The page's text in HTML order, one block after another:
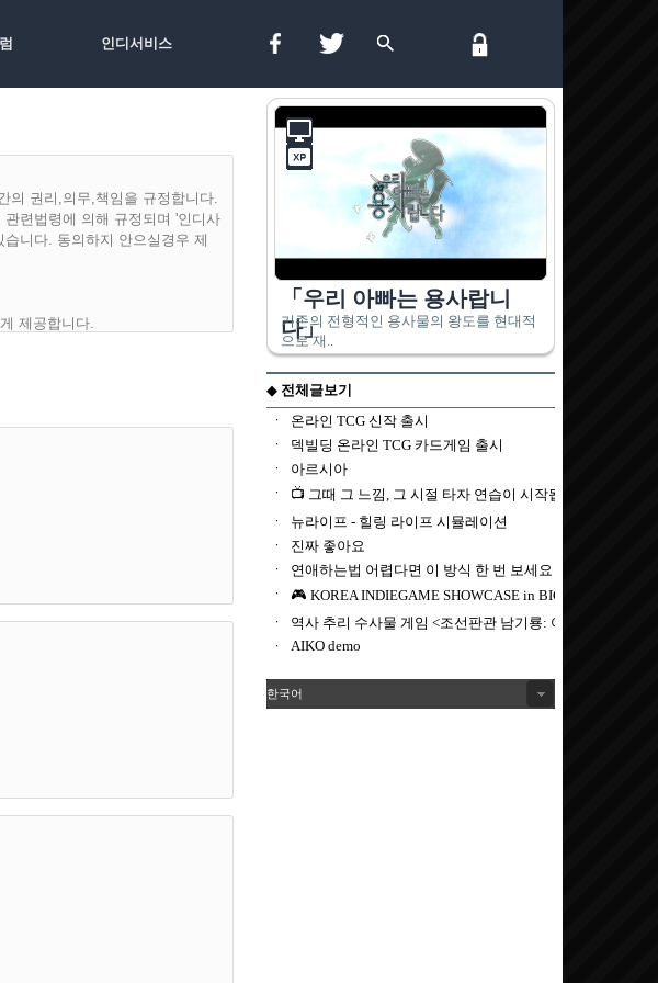
인디서비스
한국어
의 권리,의무,책임을 규정합니다.
련법령에 의해 규정되며 '인디사
니다. 동의하지 안으실경우 제
제공합니다.
사이드'는 아래 호에 의거하여
수 있습니다.
다.
책임은 이용자에게 있습니다.